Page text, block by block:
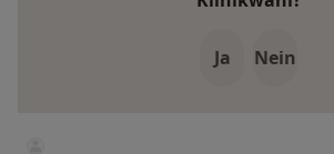
Ja Nein